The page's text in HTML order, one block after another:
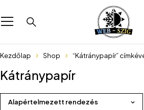
Kezdőlap Shop “Kátránypapír”
Kátránypapír
Alapértelmezett rendezés